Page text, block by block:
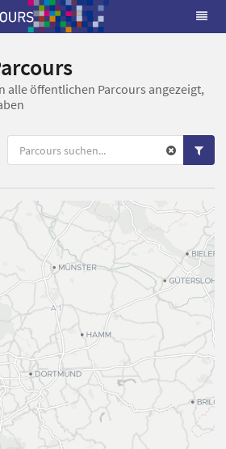
alle öffentlichen Parcours angezeigt,